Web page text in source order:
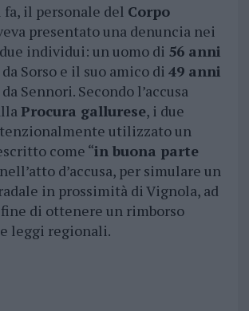
il personale del Corpo
presentato una denuncia nei
individui: un uomo di 56 anni
Sorso e il suo amico di 49 anni
Sennori. Secondo l’accusa
Procura gallurese, i due
utilizzato un
come “in buona parte
d’accusa, per simulare un
in prossimità di Vignola, ad
di ottenere un rimborso
leggi regionali.